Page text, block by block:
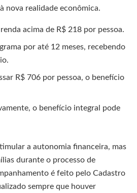
nova realidade econômica.
acima de R$ 218 por pessoa.
por até 12 meses, recebendo
R$ 706 por pessoa, o benefício
o benefício integral pode
a autonomia financeira, mas
durante o processo de
é feito pelo Cadastro
sempre que houver